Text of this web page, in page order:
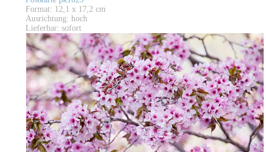
Format: 12,1 x 17,2 cm
Ausrichtung: hoch
Lieferbar: sofort